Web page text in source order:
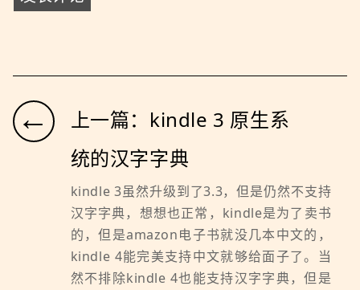
←
上一篇：kindle 3 原生系
统的汉字字典
kindle 3虽然升级到了3.3，但是仍然不支持
汉字字典，想想也正常，kindle是为了卖书
的，但是amazon电子书就没几本中文的，
kindle 4能完美支持中文就够给面子了。当
然不排除kindle 4也能支持汉字字典，但是